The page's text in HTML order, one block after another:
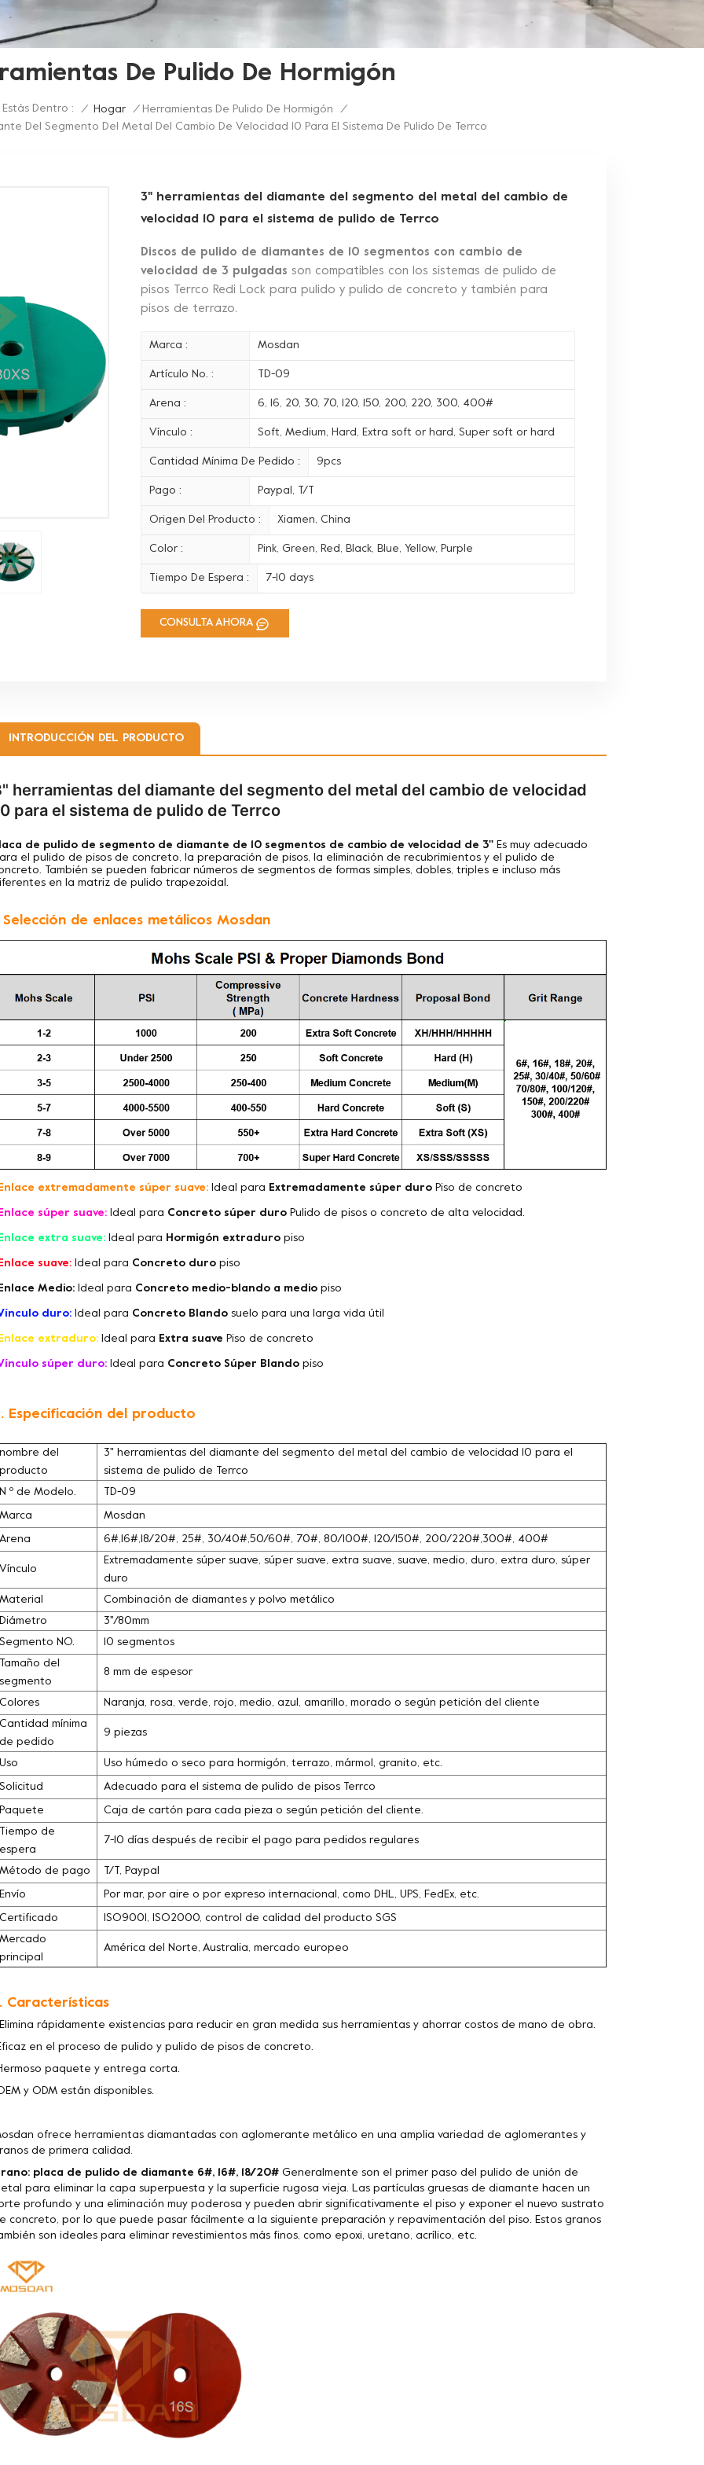
De Pulido De Hormigón
Estás Dentro : / Hogar / Herramientas De Pulido De Hormigón
/
Del Segmento Del Metal Del Cambio De Velocidad 10 Para El Sistema De Pulido De Terrco
3" herramientas del diamante del segmento del metal del cambio de
velocidad 10 para el sistema de pulido de Terrco
Discos de pulido de diamantes de 10 segmentos con cambio de
velocidad de 3 pulgadasson compatibles con los sistemas de pulido de
pisos Terrco Redi Lock para pulido y pulido de concreto y también para
pisos de terrazo.
Marca : Mosdan
Artículo No. : TD-09
Arena : 6, 16, 20, 30, 70, 120, 150, 200, 220, 300, 400#
Vínculo : Soft, Medium, Hard, Extra soft or hard, Super soft or hard
Cantidad Mínima De Pedido : 9pcs
Pago : Paypal, T/T
Origen Del Producto : Xiamen, China
Color : Pink, Green, Red, Black, Blue, Yellow, Purple
Tiempo De Espera : 7-10 days
CONSULTA AHORA
INTRODUCCIÓN DEL PRODUCTO
herramientas del diamante del segmento del metal del cambio de velocidad
para el sistema de pulido de Terrco
de pulido de segmento de diamante de 10 segmentos de cambio de velocidad de 3'' Es muy adecuado
el pulido de pisos de concreto, la preparación de pisos, la eliminación de recubrimientos y el pulido de
También se pueden fabricar números de segmentos de formas simples, dobles, triples e incluso más
en la matriz de pulido trapezoidal.
Selección de enlaces metálicos Mosdan
extremadamente súper suave: Ideal para Extremadamente súper duro Piso de concreto
súper suave: Ideal para Concreto súper duro Pulido de pisos o concreto de alta velocidad.
extra suave: Ideal para Hormigón extraduro piso
suave: Ideal para Concreto duro piso
Medio: Ideal para Concreto medio-blando a medio piso
duro: Ideal para Concreto Blando suelo para una larga vida útil
extraduro: Ideal para Extra suave Piso de concreto
súper duro: Ideal para Concreto Súper Blando piso
Especificación del producto
nombre del
producto
3" herramientas del diamante del segmento del metal del cambio de velocidad 10 para el
sistema de pulido de Terrco
N º de Modelo. TD-09
Marca Mosdan
Arena 6#,16#,18/20#, 25#, 30/40#,50/60#, 70#, 80/100#, 120/150#, 200/220#,300#, 400#
Vínculo
Extremadamente súper suave, súper suave, extra suave, suave, medio, duro, extra duro, súper
duro
Material Combinación de diamantes y polvo metálico
Diámetro 3''/80mm
Segmento NO. 10 segmentos
Tamaño del
segmento
8 mm de espesor
Colores Naranja, rosa, verde, rojo, medio, azul, amarillo, morado o según petición del cliente
Cantidad mínima
de pedido
9 piezas
Uso Uso húmedo o seco para hormigón, terrazo, mármol, granito, etc.
Solicitud Adecuado para el sistema de pulido de pisos Terrco
Paquete Caja de cartón para cada pieza o según petición del cliente.
Tiempo de
espera
7-10 días después de recibir el pago para pedidos regulares
Método de pago T/T, Paypal
Envío Por mar, por aire o por expreso internacional, como DHL, UPS, FedEx, etc.
Certificado ISO9001, ISO2000, control de calidad del producto SGS
Mercado
principal
América del Norte, Australia, mercado europeo
Características
rápidamente existencias para reducir en gran medida sus herramientas y ahorrar costos de mano de obra.
en el proceso de pulido y pulido de pisos de concreto.
paquete y entrega corta.
y ODM están disponibles.
ofrece herramientas diamantadas con aglomerante metálico en una amplia variedad de aglomerantes y
de primera calidad.
placa de pulido de diamante 6#, 16#, 18/20# Generalmente son el primer paso del pulido de unión de
para eliminar la capa superpuesta y la superficie rugosa vieja. Las partículas gruesas de diamante hacen un
profundo y una eliminación muy poderosa y pueden abrir significativamente el piso y exponer el nuevo sustrato
concreto, por lo que puede pasar fácilmente a la siguiente preparación y repavimentación del piso. Estos granos
son ideales para eliminar revestimientos más finos, como epoxi, uretano, acrílico, etc.